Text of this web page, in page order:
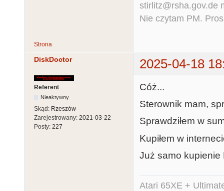
stirlitz@rsha.gov.de
Nie czytam PM.
Strona
DiskDoctor 2025-04-18
Referent
Nieaktywny
Skąd: Rzeszów
Zarejestrowany: 2021-03-22
Posty: 227
Cóż...
Sterownik mam,
Sprawdziłem w
Kupiłem w
Już samo kupienie
Atari 65XE +